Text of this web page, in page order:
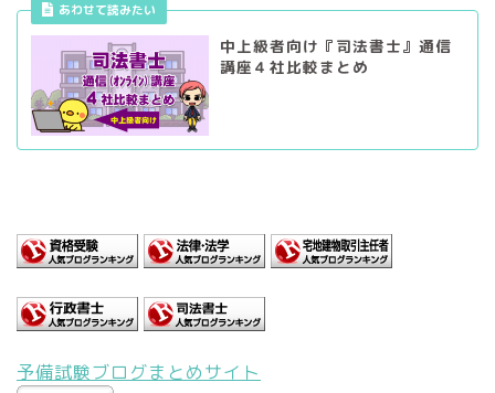
あわせて読みたい
中上級者向け『司法書士』通信
講座４社比較まとめ
予備試験ブログまとめサイト